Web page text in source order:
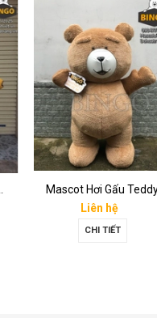
Mascot Hơi Gấu Teddy
Liên hệ
CHI TIẾT